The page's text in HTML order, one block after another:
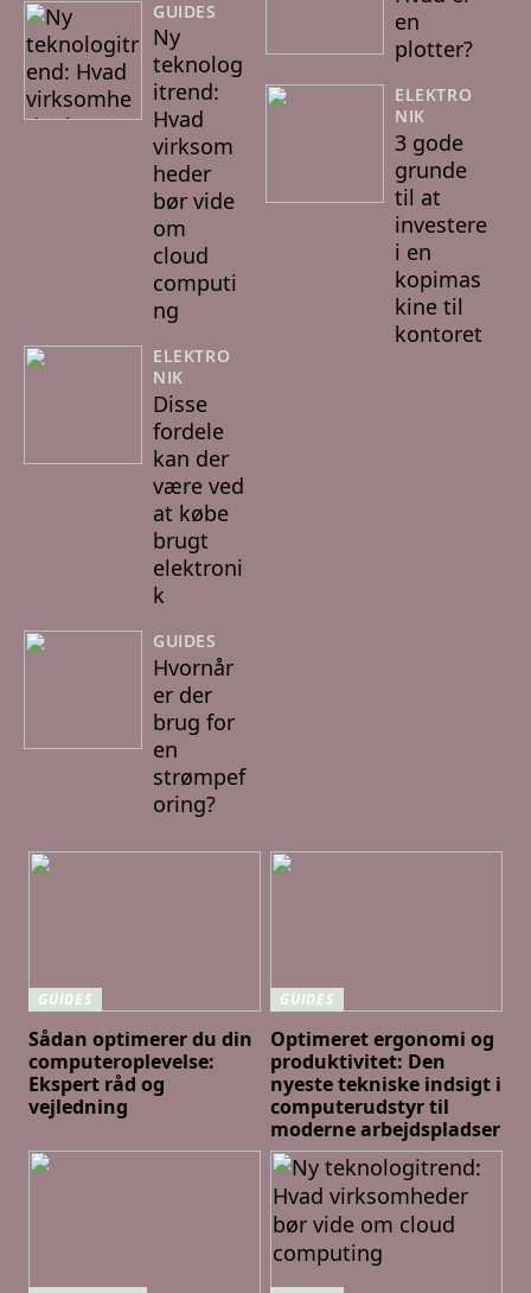
GUIDES
Ny
teknolog
itrend:
Hvad
virksom
heder
bør vide
om
cloud
computi
ng
ELEKTRO
NIK
Disse
fordele
kan der
være ved
at købe
brugt
elektroni
k
GUIDES
Hvornår
er der
brug for
en
strømpef
oring?
en
plotter?
ELEKTRO
NIK
3 gode
grunde
til at
investere
i en
kopimas
kine til
kontoret
GUIDES
Sådan optimerer du din
computeroplevelse:
Ekspert råd og
vejledning
GUIDES
Optimeret ergonomi og
produktivitet: Den
nyeste tekniske indsigt i
computerudstyr til
moderne arbejdspladser